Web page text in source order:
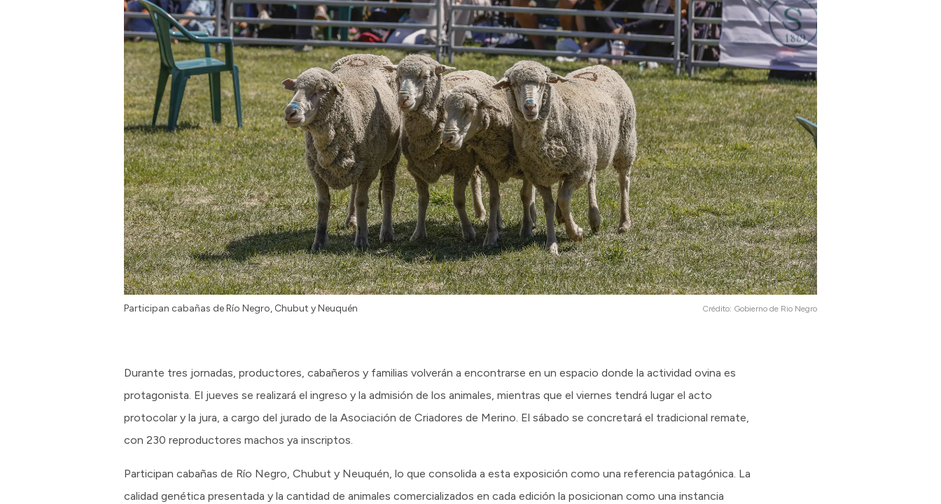
Participan cabañas de Río Negro, Chubut y Neuquén Crédito: Gobierno de Rio Negro
Durante tres jornadas, productores, cabañeros y familias volverán a encontrarse en un espacio donde la actividad ovina es
protagonista. El jueves se realizará el ingreso y la admisión de los animales, mientras que el viernes tendrá lugar el acto
protocolar y la jura, a cargo del jurado de la Asociación de Criadores de Merino. El sábado se concretará el tradicional remate,
con 230 reproductores machos ya inscriptos.
Participan cabañas de Río Negro, Chubut y Neuquén, lo que consolida a esta exposición como una referencia patagónica. La
calidad genética presentada y la cantidad de animales comercializados en cada edición la posicionan como una instancia